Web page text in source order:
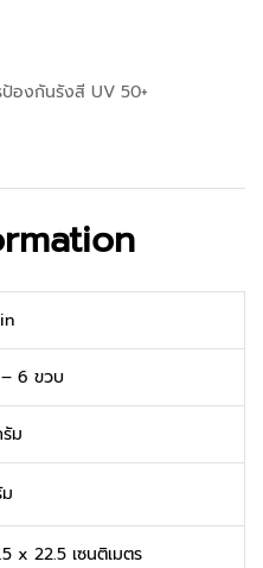
องกันรังสี UV 50+
6 ขวบ
ม
x 22.5 เซนติเมตร